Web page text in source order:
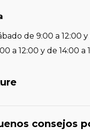
de 9:00 a 12:00
a 12:00 y de 14:00
consejos